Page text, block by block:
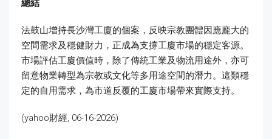
總結
法鼓山增持長沙灣工廈的個案，反映宗教團體因應龐大的
空間需求及穩健財力，正成為支撐工廈市場的穩定客源。
市場評估工廈價值時，除了傳統工業及物流用途外，亦可
留意物業轉型為宗教或文化等多用途空間的潛力。這類穩
定的自用需求，為市道反覆的工廈市場帶來實際支持。
(yahoo財經, 06-16-2026)